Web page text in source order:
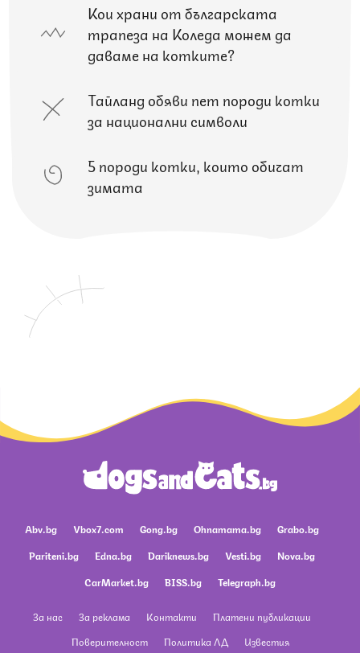
Кои храни от българската
трапеза на Коледа можем да
даваме на котките?
Тайланд обяви пет породи котки
за национални символи
5 породи котки, които обичат
зимата
Abv.bg Vbox7.com Gong.bg Ohnamama.bg
Grabo.bg
Pariteni.bg
Edna.bg Dariknews.bg Vesti.bg
Nova.bg
CarMarket.bg
BISS.bg Telegraph.bg
За нас За реклама Контакти
Платени публикации
Поверителност
Политика ЛД Известия